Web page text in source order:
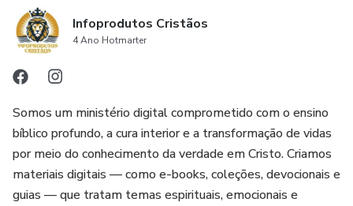
Infoprodutos Cristãos
4 Ano Hotmarter
Somos um ministério digital comprometido com o ensino
bíblico profundo, a cura interior e a transformação de vidas
por meio do conhecimento da verdade em Cristo. Criamos
materiais digitais — como e-books, coleções, devocionais e
guias — que tratam temas espirituais, emocionais e